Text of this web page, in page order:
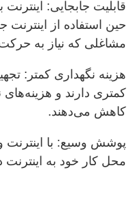
قابلیت جابجایی:
حین استفاده از اینترنت
مشاغلی که نیاز به
هزینه نگهداری کمتر:
کمتری دارند و هزینه‌های
کاهش می‌دهند.
پوشش وسیع: با اینترنت
محل کار خود به